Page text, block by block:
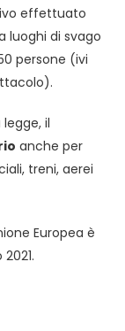
effettuato
luoghi di svago
persone (ivi
il
anche per
treni, aerei
Europea è